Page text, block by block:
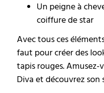
Un peigne à
coiffure de star
Avec tous ces
faut pour créer des
tapis rouges. Amusez-
Diva et découvrez son